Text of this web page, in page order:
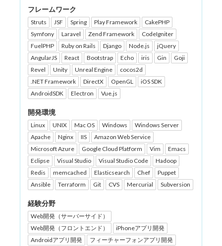
フレームワーク
Struts JSF Spring Play Framework
CakePHP
Symfony
Laravel Zend Framework
CodeIgniter
FuelPHP
Ruby on Rails Django Node.js
jQuery
AngularJS
React Bootstrap Echo iris Gin
Goji
Revel
Unity Unreal Engine
cocos2d
.NET Framework
DirectX OpenGL
iOS SDK
AndroidSDK
Electron Vue.js
開発環境
Linux UNIX Mac OS Windows
Windows Server
Apache
Nginx IIS
Amazon Web Service
Microsoft Azure
Google Cloud Platform Vim
Emacs
Eclipse
Visual Studio Visual Studio Code
Hadoop
Redis
memcached Elasticsearch Chef
Puppet
Ansible
Terraform Git CVS Mercurial Subversion
経験分野
Web開発（サーバーサイド）
Web開発（フロントエンド）
iPhoneアプリ開発
Androidアプリ開発
フィーチャーフォンアプリ開発